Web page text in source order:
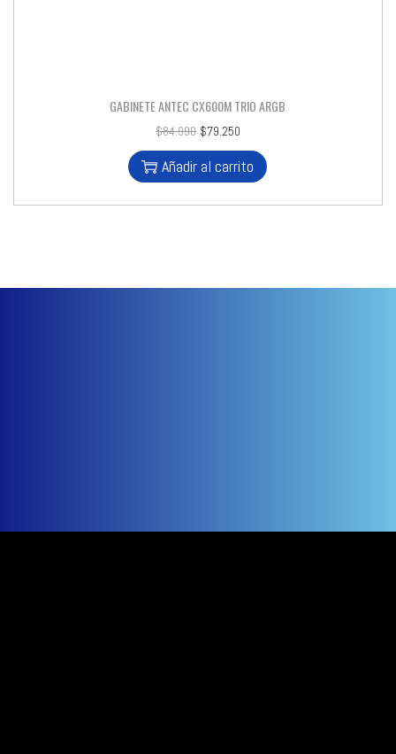
GABINETE ANTEC CX600M TRIO ARGB
$84.990 $79.250
Añadir al carrito